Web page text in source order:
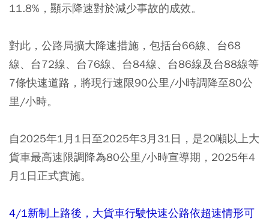
11.8%，顯示降速對於減少事故的成效。
對此，公路局擴大降速措施，包括台66線、台68
線、台72線、台76線、台84線、台86線及台88線等
7條快速道路，將現行速限90公里/小時調降至80公
里/小時。
自2025年1月1日至2025年3月31日，是20噸以上大
貨車最高速限調降為80公里/小時宣導期，2025年4
月1日正式實施。
4/1新制上路後，大貨車行駛快速公路依超速情形可